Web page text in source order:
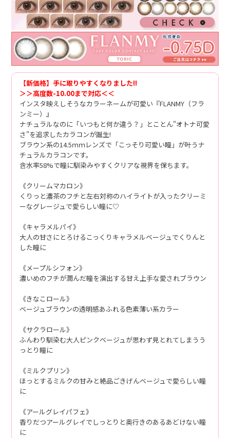
【新価格】手に取りやすくなりました!!
＞＞高度数-10.00まで対応＜＜
インスタ映えしそうなカラーネームが可愛い『FLANMY（フラ
ンミー）』
ナチュラルなのに「いつもと何か違う？」とことん"オトナ可愛
さ"を追求したカラコンが誕生!
ブラウン系の14.5ｍｍレンズで「こっそり可愛い瞳」が叶うナ
チュラルカラコンです。
含水率58%で瞳に馴染みやすくクリアな視界を保ちます。
《クリームマカロン》
くりっと濃茶のフチと左右対称のハイライトが入ったクリーミ
ーなグレージュで愛らしい瞳に♡
《キャラメルパイ》
大人の甘さにとろけるこっくりキャラメルベージュでくりんと
した瞳に
《メープルシフォン》
濃いめのフチが潤んだ瞳を演出する甘え上手な愛されブラウン
《きなこロール》
ベージュブラウンの透明感あふれる色素薄い系カラー
《サクラロール》
ふんわり馴染む大人ピンクベージュが思わず見とれてしまうう
っとり瞳に
《ミルクプリン》
ほっとするミルクの甘みと絶品ごきげんベージュで愛らしい瞳
に
《アールグレイパフェ》
香りだつアールグレイでしっとりと奥行きのあるあどけない瞳
に